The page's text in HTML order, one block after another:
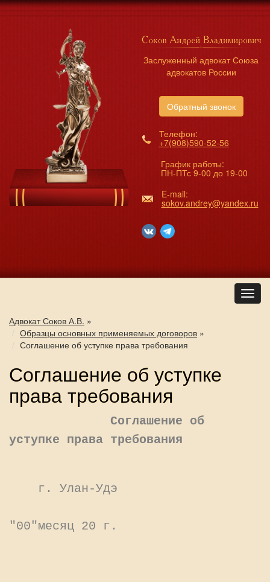
Заслуженный адвокат Союза
адвокатов России
Обратный звонок
Телефон:
+7(908)590-52-56
График работы:
ПН-ПТс 9-00 до 19-00
E-mail:
sokov.andrey@yandex.ru
Адвокат Соков А.В. »
Образцы основных применяемых договоров »
Соглашение об уступке права требования
Соглашение об уступке
права требования
Соглашение об
уступке права требования
г. Улан-Удэ
"00"месяц 20 г.